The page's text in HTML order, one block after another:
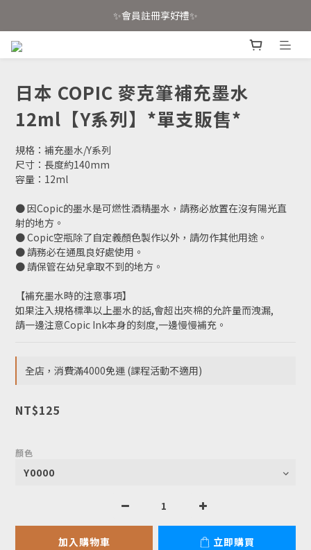
📣 官網已上線！消費滿4000免運📣
✨會員註冊享好禮✨
日本 COPIC 麥克筆補充墨水
12ml【Y系列】*單支販售*
規格：補充墨水/Y系列
尺寸：長度約140mm
容量：12ml
● 因Copic的墨水是可燃性酒精墨水，請務必放置在沒有陽光直
射的地方。
● Copic空瓶除了自定義顏色製作以外，請勿作其他用途。
● 請務必在通風良好處使用。
● 請保管在幼兒拿取不到的地方。
【補充墨水時的注意事項】
如果注入規格標準以上墨水的話,會超出夾棉的允許量而洩漏,
請一邊注意Copic Ink本身的刻度,一邊慢慢補充。
全店，消費滿4000免運 (課程活動不適用)
NT$125
顏色
加入購物車 立即購買